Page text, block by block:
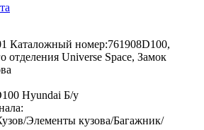
Каталожный номер:761908D100,
отделения Universe Space, Замок
Hyundai Б/у
Элементы кузова/Багажник/